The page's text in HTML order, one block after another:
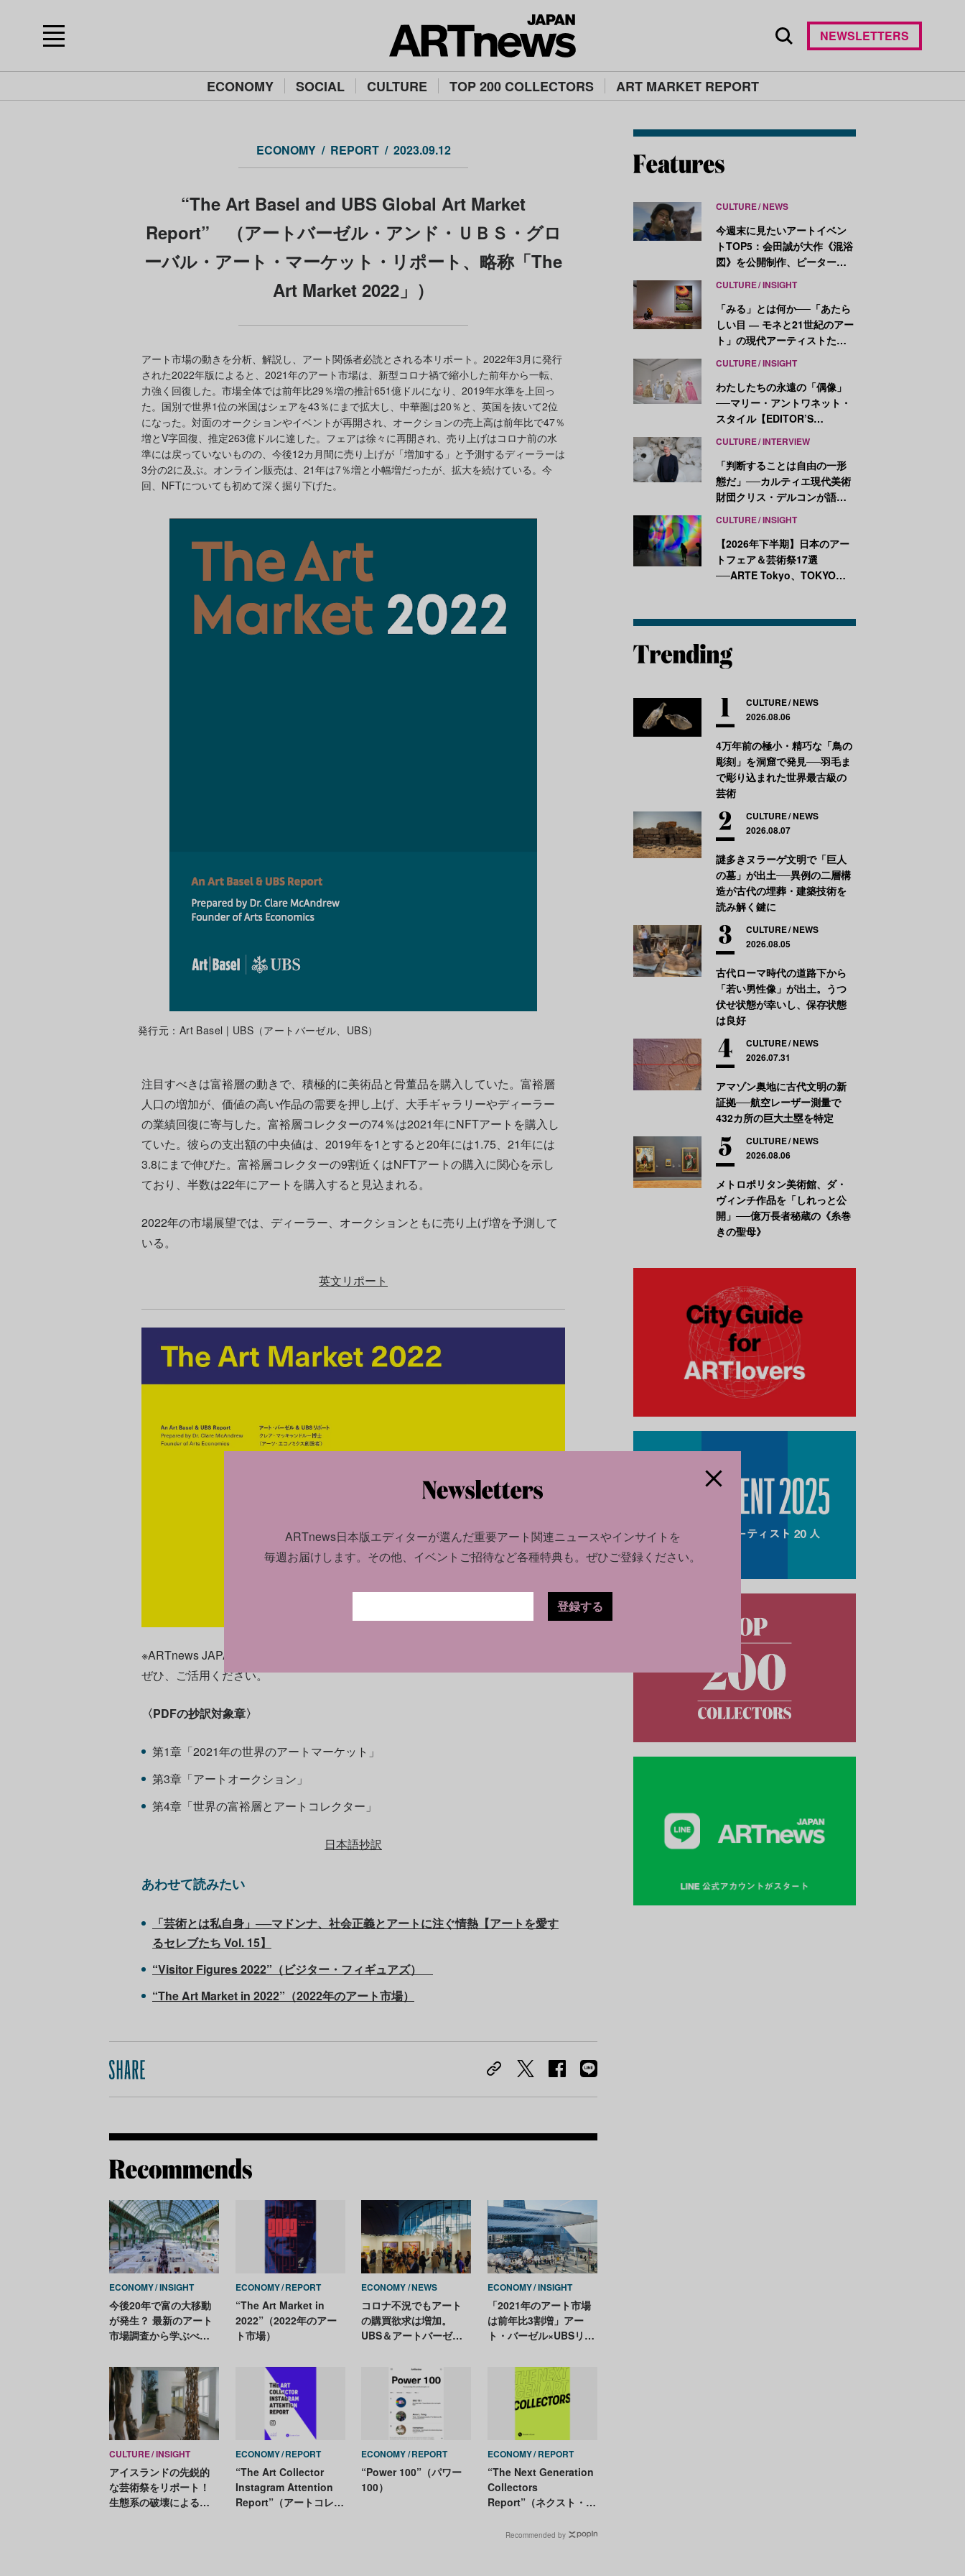
ECONOMY SOCIAL CULTURE TOP 200 COLLECTORS ART MARKET REPORT
NEWSLETTERS
ECONOMY REPORT 2023.09.12
“The Art Basel and UBS Global Art Market
Report” （アートバーゼル・アンド・ＵＢＳ・グロ
ーバル・アート・マーケット・リポート、略称「The
Art Market 2022」）
アート市場の動きを分析、解説し、アート関係者必読とされる本リポート。2022年3月に発行
された2022年版によると、2021年のアート市場は、新型コロナ禍で縮小した前年から一転、
力強く回復した。市場全体では前年比29％増の推計651億ドルになり、2019年水準を上回っ
た。国別で世界1位の米国はシェアを43％にまで拡大し、中華圏は20％と、英国を抜いて2位
になった。対面のオークションやイベントが再開され、オークションの売上高は前年比で47％
増とV字回復、推定263億ドルに達した。フェアは徐々に再開され、売り上げはコロナ前の水
準には戻っていないものの、今後12カ月間に売り上げが「増加する」と予測するディーラーは
3分の2に及ぶ。オンライン販売は、21年は7％増と小幅増だったが、拡大を続けている。今
回、NFTについても初めて深く掘り下げた。
発行元：Art Basel | UBS（アートバーゼル、UBS）
注目すべきは富裕層の動きで、積極的に美術品と骨董品を購入していた。富裕層
人口の増加が、価値の高い作品の需要を押し上げ、大手ギャラリーやディーラー
の業績回復に寄与した。富裕層コレクターの74％は2021年にNFTアートを購入し
ていた。彼らの支出額の中央値は、2019年を1とすると20年には1.75、21年には
3.8にまで伸びた。富裕層コレクターの9割近くはNFTアートの購入に関心を示し
ており、半数は22年にアートを購入すると見込まれる。
2022年の市場展望では、ディーラー、オークションともに売り上げ増を予測して
いる。
英文リポート
※ARTnews JAPAN編集部がリポートの一部を編集・抄訳しPDF化いたしました。
ぜひ、ご活用ください。
〈PDFの抄訳対象章〉
第1章「2021年の世界のアートマーケット」
第3章「アートオークション」
第4章「世界の富裕層とアートコレクター」
日本語抄訳
あわせて読みたい
「芸術とは私自身」──マドンナ、社会正義とアートに注ぐ情熱【アートを愛す
るセレブたち Vol. 15】
“Visitor Figures 2022”（ビジター・フィギュアズ）
“The Art Market in 2022”（2022年のアート市場）
ECONOMY INSIGHT
今後20年で富の大移動
が発生？ 最新のアート
市場調査から学ぶべき3
ECONOMY REPORT
“The Art Market in
2022”（2022年のアー
ト市場）
ECONOMY NEWS
コロナ不況でもアート
の購買欲求は増加。
UBS＆アートバーゼル
ECONOMY INSIGHT
「2021年のアート市場
は前年比3割増」アー
ト・バーゼル×UBSリポ
ークションの売上高はV
字回復、富裕層の7割強
がNFTアートを購入
CULTURE INSIGHT
アイスランドの先鋭的
な芸術祭をリポート！
生態系の破壊による
ECONOMY REPORT
“The Art Collector
Instagram Attention
Report”（アートコレク
ECONOMY REPORT
“Power 100”（パワー
100）
ECONOMY REPORT
“The Next Generation
Collectors
Report”（ネクスト・ジ
クターズ・リポート）
Recommended by
CULTURE NEWS
今週末に見たいアートイベン
トTOP5：会田誠が大作《混浴
図》を公開制作、ピーター・
CULTURE INSIGHT
「みる」とは何か──「あたら
しい目 ― モネと21世紀のアー
ト」の現代アーティストたち
CULTURE INSIGHT
わたしたちの永遠の「偶像」
──マリー・アントワネット・
スタイル【EDITOR’S
CULTURE INTERVIEW
「判断することは自由の一形
態だ」──カルティエ現代美術
財団クリス・デルコンが語
CULTURE INSIGHT
【2026年下半期】日本のアー
トフェア＆芸術祭17選
──ARTE Tokyo、TOKYO
CULTURE NEWS
2026.08.06
4万年前の極小・精巧な「鳥の
彫刻」を洞窟で発見──羽毛ま
で彫り込まれた世界最古級の
芸術
CULTURE NEWS
2026.08.07
謎多きヌラーゲ文明で「巨人
の墓」が出土──異例の二層構
造が古代の埋葬・建築技術を
読み解く鍵に
CULTURE NEWS
2026.08.05
古代ローマ時代の道路下から
「若い男性像」が出土。うつ
伏せ状態が幸いし、保存状態
は良好
CULTURE NEWS
2026.07.31
アマゾン奥地に古代文明の新
証拠──航空レーザー測量で
432カ所の巨大土塁を特定
CULTURE NEWS
2026.08.06
メトロポリタン美術館、ダ・
ヴィンチ作品を「しれっと公
開」──億万長者秘蔵の《糸巻
きの聖母》
ARTnews日本版エディターが選んだ重要アート関連ニュースやインサイトを
毎週お届けします。 その他、イベントご招待など各種特典も。ぜひご登録ください。
登録する